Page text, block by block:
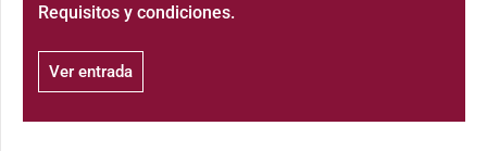
Requisitos y condiciones.
Ver entrada